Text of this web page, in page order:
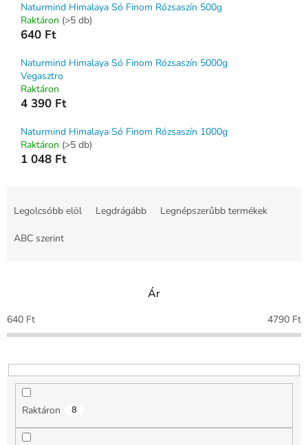
Naturmind Himalaya Só Finom Rózsaszín 500g
Raktáron (>5 db)
640 Ft
Naturmind Himalaya Só Finom Rózsaszín 5000g
Vegasztro
Raktáron
4 390 Ft
Naturmind Himalaya Só Finom Rózsaszín 1000g
Raktáron (>5 db)
1 048 Ft
m
r
e
d
e
Legolcsóbb elöl Legdrágább Legnépszerűbb termékek
ABC szerint
Ár
640 Ft 4790 Ft
Raktáron 8